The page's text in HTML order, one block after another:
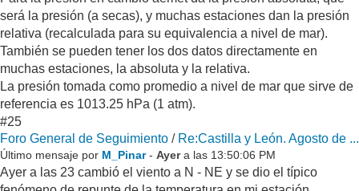
será la presión (a secas), y muchas estaciones dan la presión
relativa (recalculada para su equivalencia a nivel de mar).
También se pueden tener los dos datos directamente en
muchas estaciones, la absoluta y la relativa.
La presión tomada como promedio a nivel de mar que sirve de
referencia es 1013.25 hPa (1 atm).
#25
Foro General de Seguimiento / Re:Castilla y León. Agosto de ...
Último mensaje por M_Pinar - Ayera las 13:50:06 PM
Ayer a las 23 cambió el viento a N - NE y se dio el típico